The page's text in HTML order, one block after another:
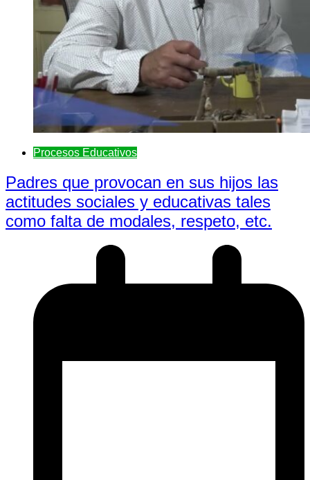
Procesos Educativos
Padres que provocan en sus hijos las
actitudes sociales y educativas tales
como falta de modales, respeto, etc.